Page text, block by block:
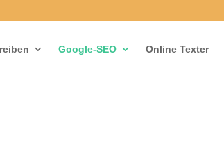
Google-SEO Online Texter